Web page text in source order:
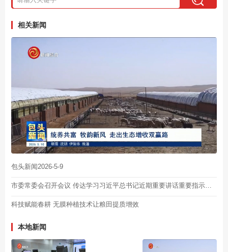
相关新闻
包头新闻2026-5-9
科技赋能春耕 无膜种植技术让粮田提质增效
本地新闻